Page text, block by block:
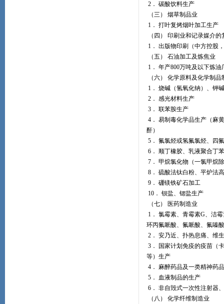
2． 碳酸饮料生产
（三） 烟草制品业
1． 打叶复烤烟叶加工生产
（四） 印刷业和记录媒介的
1． 出版物印刷（中方控股
（五） 石油加工及炼焦业
1． 年产800万吨及以下炼油
（六） 化学原料及化学制品
1． 烧碱（氢氧化钠）、钾
2． 感光材料生产
3． 联苯胺生产
4． 易制毒化学品生产（麻
酐）
5． 氟氯烃或氢氟氯烃、四
6． 顺丁橡胶、乳液聚合丁
7． 甲烷氯化物（一氯甲烷
8． 硫酸法钛白粉、平炉法
9． 硼镁铁矿石加工
10． 钡盐、锶盐生产
（七） 医药制造业
1． 氯霉素、青霉素G、洁
环丙氟哌酸、氟哌酸、氟嗪
2． 安乃近、扑热息痛、维
3． 国家计划免疫的疫苗（
等）生产
4． 麻醉药品及一类精神药
5． 血液制品的生产
6． 非自毁式一次性注射器
（八） 化学纤维制造业